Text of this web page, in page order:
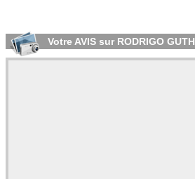
Votre AVIS sur RODRIGO GUTH